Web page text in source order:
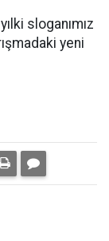
sloganımız
yeni